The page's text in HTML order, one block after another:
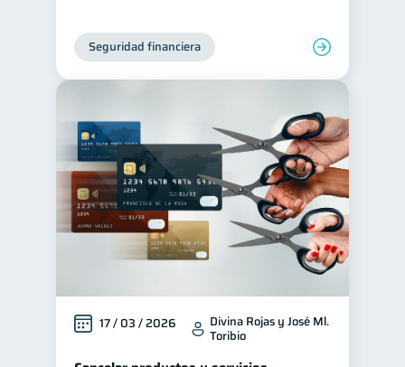
Seguridad financiera
17 / 03 / 2026 Divina Rojas y José Ml.
Toribio